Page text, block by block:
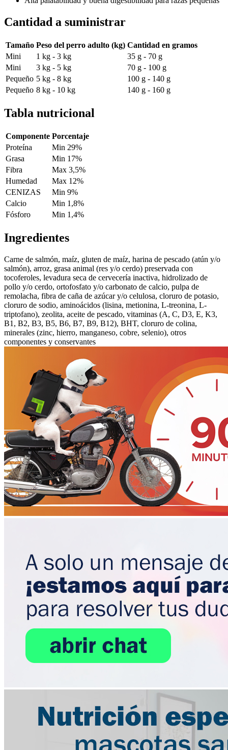
Cantidad a suministrar
Tamaño Peso del perro adulto (kg) Cantidad en gramos
Mini
1 kg - 3 kg
35 g - 70 g
Mini
3 kg - 5 kg
70 g - 100 g
Pequeño 5 kg - 8 kg
100 g - 140 g
Pequeño 8 kg - 10 kg 140 g - 160 g
Tabla nutricional
Componente Porcentaje
Proteína
Min 29%
Grasa
Min 17%
Fibra
Max 3,5%
Humedad
Max 12%
CENIZAS
Min 9%
Calcio
Min 1,8%
Fósforo
Min 1,4%
Ingredientes
Carne de salmón, maíz, gluten de maíz, harina de pescado (atún y/o
salmón), arroz, grasa animal (res y/o cerdo) preservada con
tocoferoles, levadura seca de cervecería inactiva, hidrolizado de
pollo y/o cerdo, ortofosfato y/o carbonato de calcio, pulpa de
remolacha, fibra de caña de azúcar y/o celulosa, cloruro de potasio,
cloruro de sodio, aminoácidos (lisina, metionina, L-treonina, L-
triptofano), zeolita, aceite de pescado, vitaminas (A, C, D3, E, K3,
B1, B2, B3, B5, B6, B7, B9, B12), BHT, cloruro de colina,
minerales (zinc, hierro, manganeso, cobre, selenio), otros
componentes y conservantes